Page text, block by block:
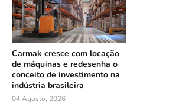
Carmak cresce com locação
de máquinas e redesenha o
conceito de investimento na
indústria brasileira
04 Agosto, 2026